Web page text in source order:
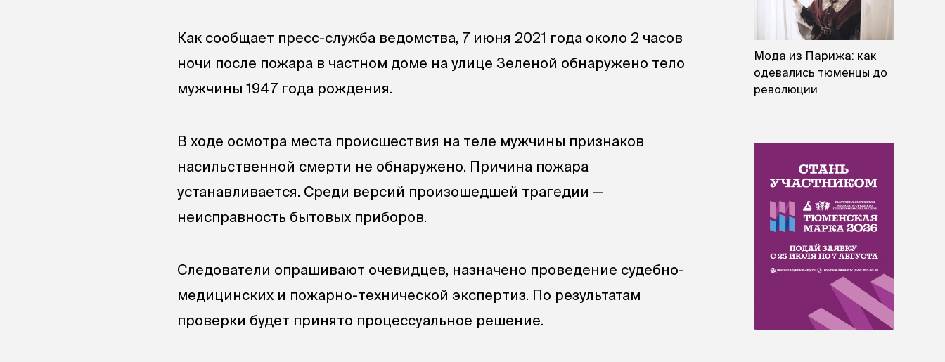
Как сообщает пресс-служба ведомства, 7 июня 2021 года около 2 часов
ночи после пожара в частном доме на улице Зеленой обнаружено тело
мужчины 1947 года рождения.
В ходе осмотра места происшествия на теле мужчины признаков
насильственной смерти не обнаружено. Причина пожара
устанавливается. Среди версий произошедшей трагедии —
неисправность бытовых приборов.
Следователи опрашивают очевидцев, назначено проведение судебно-
медицинских и пожарно-технической экспертиз. По результатам
проверки будет принято процессуальное решение.
Мода из Парижа: как
одевались тюменцы до
революции